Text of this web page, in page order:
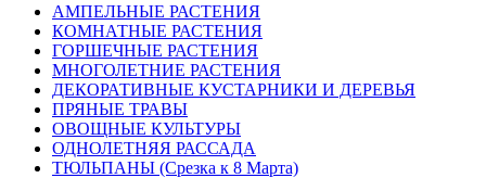
АМПЕЛЬНЫЕ РАСТЕНИЯ
КОМНАТНЫЕ РАСТЕНИЯ
ГОРШЕЧНЫЕ РАСТЕНИЯ
МНОГОЛЕТНИЕ РАСТЕНИЯ
ДЕКОРАТИВНЫЕ КУСТАРНИКИ И ДЕРЕВЬЯ
ПРЯНЫЕ ТРАВЫ
ОВОЩНЫЕ КУЛЬТУРЫ
ОДНОЛЕТНЯЯ РАССАДА
ТЮЛЬПАНЫ (Срезка к 8 Марта)